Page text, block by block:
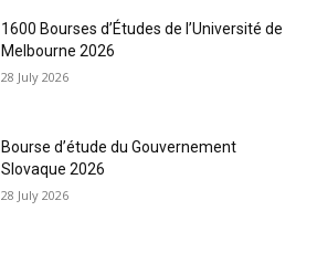
1600 Bourses d’Études de l’Université de
Melbourne 2026
28 July 2026
Bourse d’étude du Gouvernement
Slovaque 2026
28 July 2026